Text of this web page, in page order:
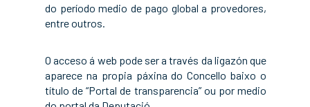
do período medio de pago global a provedores,
entre outros.
O acceso á web pode ser a través da ligazón que
aparece na propia páxina do Concello baixo o
título de “Portal de transparencia” ou por medio